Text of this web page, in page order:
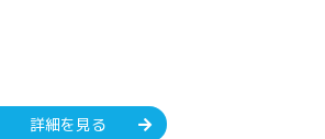
詳細を見る